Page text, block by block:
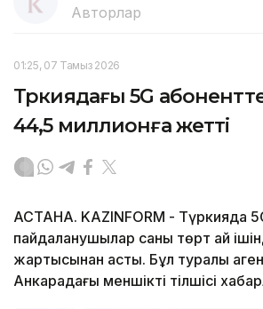
Авторлар
01:25, 07 Тамыз 2026
Түркиядағы 5G
44,5 миллионға жетті
АСТАНА. KAZINFORM - Түркияда
пайдаланушылар саны төрт ай
жартысынан асты. Бұл туралы
Анкарадағы меншікті тілшісі